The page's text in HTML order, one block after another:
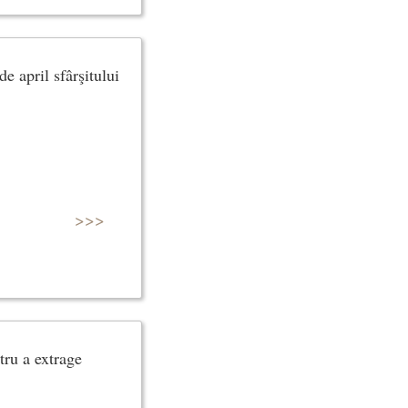
april sfârşitului
>>>
a extrage